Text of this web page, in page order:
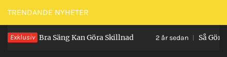
Hoppa
till
innehåll
TRENDANDE NYHETER
Exklusiv
Göra Skillnad 2 år sedan Så Gör du En Perfekt Old